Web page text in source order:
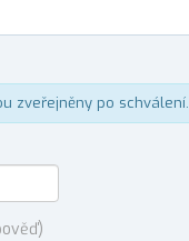
zveřejněny po schválení.